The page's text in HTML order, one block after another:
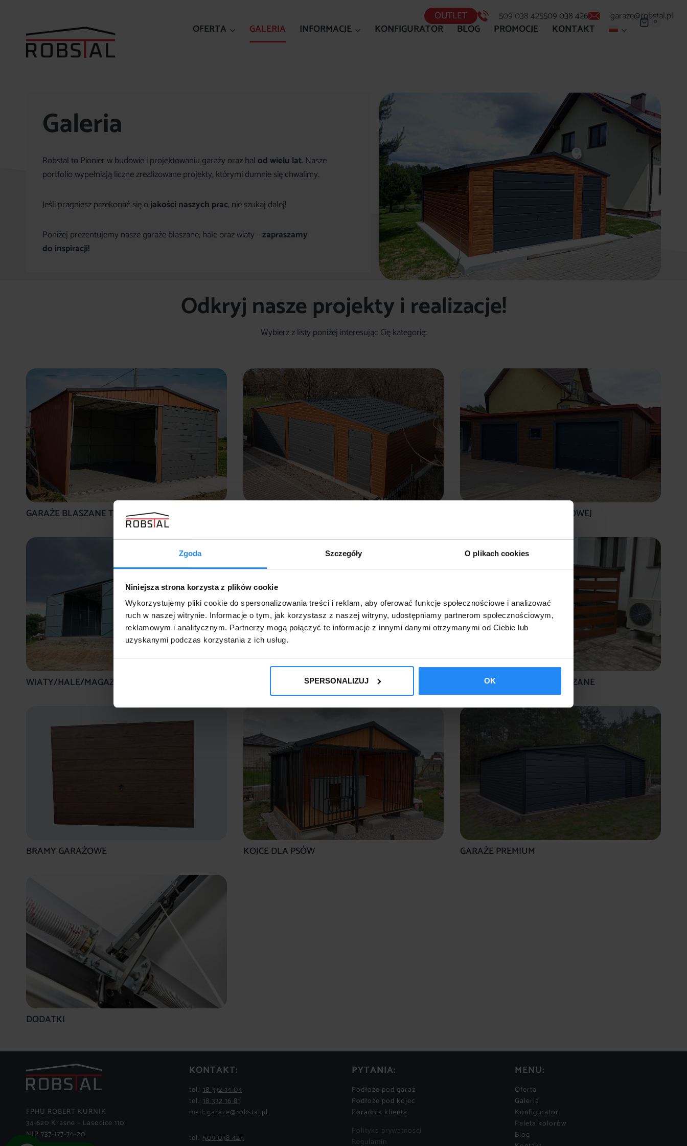
Zgoda Szczegóły O plikach cookies
Niniejsza strona korzysta z plików cookie
Wykorzystujemy pliki cookie do spersonalizowania treści i reklam, aby oferować funkcje społecznościowe i analizować
ruch w naszej witrynie. Informacje o tym, jak korzystasz z naszej witryny, udostępniamy partnerom społecznościowym,
reklamowym i analitycznym. Partnerzy mogą połączyć te informacje z innymi danymi otrzymanymi od Ciebie lub
uzyskanymi podczas korzystania z ich usług.
SPERSONALIZUJ OK
OUTLET 509 038 425509 038 426 garaze@robstal.pl
OFERTA GALERIA INFORMACJE KONFIGURATOR BLOG PROMOCJE KONTAKT 0
Galeria
Robstal to Pionier w budowie i projektowaniu garaży oraz halod wielu lat. Nasze
portfolio wypełniają liczne zrealizowane projekty, którymi dumnie się chwalimy.
Jeśli pragniesz przekonać się ojakości naszych prac, nie szukaj dalej!
Poniżej prezentujemy nasze garaże blaszane, hale oraz wiaty –zapraszamy
do inspiracji!
Odkryj nasze projekty i realizacje!
Wybierz z listy poniżej interesując Cię kategorię:
GARAŻE BLASZANE TYPOWE GARAŻE Z PŁYTY WARSTWOWEJ
WIATY/HALE/MAGAZYNY DOMKI NARZĘDZIOWE ŚMIETNIKI I SCHOWKI BLASZANE
BRAMY GARAŻOWE KOJCE DLA PSÓW GARAŻE PREMIUM
DODATKI
FPHU ROBERT KURNIK
34-620 Krasne – Lasocice 110
NIP 737-177-76-20
KONTAKT:
tel.:18 332 14 04
tel.:18 332 16 81
mail: garaze@robstal.pl
tel.:509 038 425
PYTANIA:
Podłoże pod garaż
Podłoże pod kojec
Poradnik klienta
Polityka prywatności
Regulamin
MENU:
Oferta
Galeria
Konfigurator
Paleta kolorów
Blog